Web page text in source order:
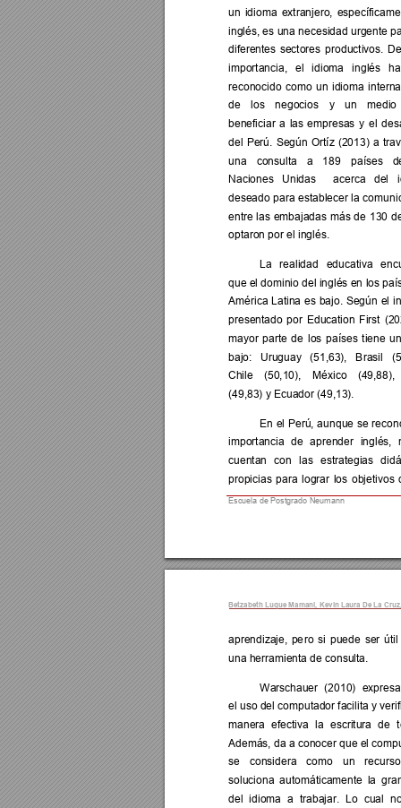
Escuela de Postgrado Neumann
un idioma extranjero,
inglés, es una necesidad urgente
diferentes sectores productivos.
importancia, el idioma inglés h
reconocido como un idioma
de
los negocios y un
medio
beneficiar a las empresas y el
del Perú. Según Ortíz (2013) a
una
consulta a 189 países
Naciones
Unidas acerca del
deseado para establecer la com
entre las embajadas más de 130
optaron por el inglés.
La realidad educativa
que el dominio del inglés en los
América Latina es bajo. Según el
presentado por Education First
mayor parte de los países tiene un
bajo:
Uruguay (51,63), Brasil
Chile (50,10), México
(49,88),
(49,83) y Ecuador (49,13).
En el Perú, aunque se
importancia de aprender inglés,
cuentan con las estrategias
propicias para lograr los objetivos
Betzabeth Luque Mamani, Kevin Laura De La
aprendizaje, pero si puede ser útil
una herramienta de consulta.
Warschauer (2010)
el uso del computador facilita y
manera efectiva la escritura de
Además, da a conocer que el
se
considera como un recu
soluciona automáticamente la
del idioma a trabajar. Lo cual